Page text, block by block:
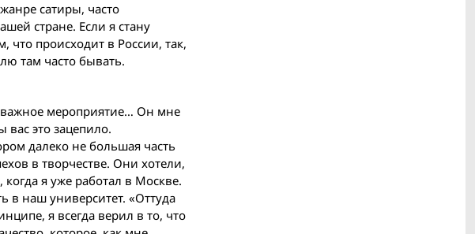
сатиры, часто
стране. Если я стану
что происходит в России, так,
там часто бывать.
важное мероприятие… Он мне
вас это зацепило.
далеко не большая часть
в творчестве. Они хотели,
я уже работал в Москве.
в наш университет. «Оттуда
я всегда верил в то, что